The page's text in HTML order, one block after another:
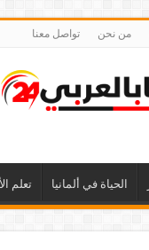
من نحن تواصل معنا
الحياة في ألمانيا تعلم